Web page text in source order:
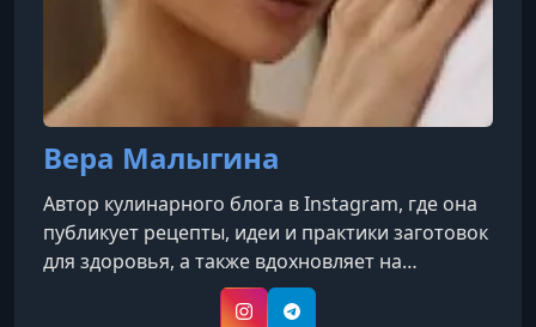
Вера Малыгина
Автор кулинарного блога в Instagram, где она
публикует рецепты, идеи и практики заготовок
для здоровья, а также вдохновляет на
сезонное консервирование, ферментацию и
домашнюю кулинарию. Она ведёт кулинарный
InstagramTelegram